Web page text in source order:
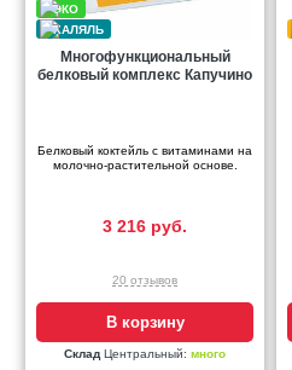
Многофункциональный
белковый комплекс Капучино
Белковый коктейль с витаминами на
молочно-растительной основе.
3 216 руб.
20 отзывов
В корзину
СкладЦентральный: много